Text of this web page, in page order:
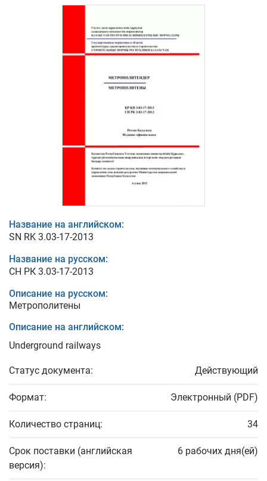
Название на английском:
SN RK 3.03-17-2013
Название на русском:
СН РК 3.03-17-2013
Описание на русском:
Метрополитены
Описание на английском:
Underground railways
Статус документа: Действующий
Формат: Электронный (PDF)
Количество страниц: 34
Срок поставки (английская
версия):
6 рабочих дня(ей)